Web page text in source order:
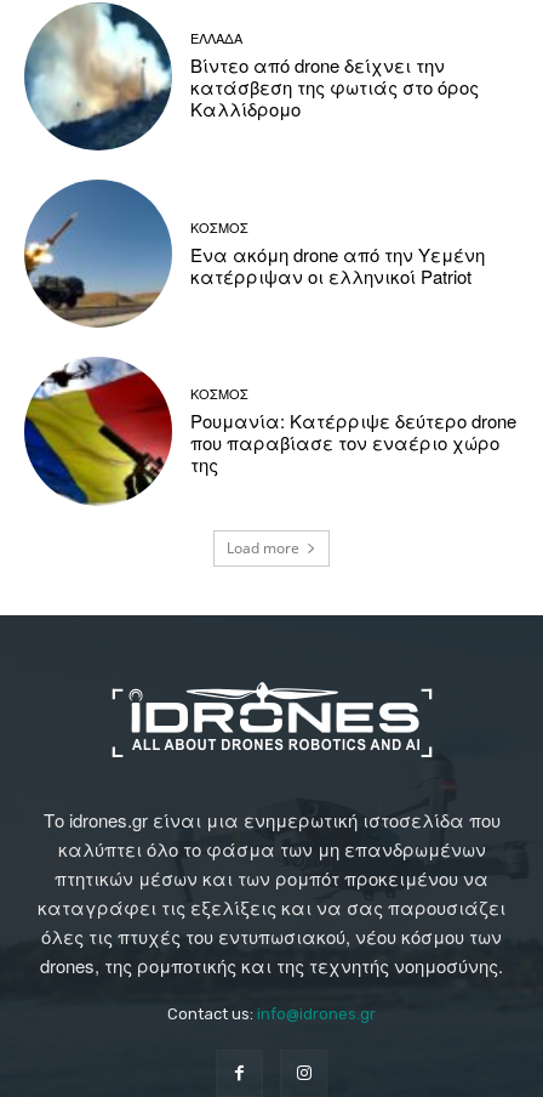
ΕΛΛΑΔΑ
Βίντεο από drone δείχνει την
κατάσβεση της φωτιάς στο όρος
Καλλίδρομο
ΚΟΣΜΟΣ
Ένα ακόμη drone από την Υεμένη
κατέρριψαν οι ελληνικοί Patriot
ΚΟΣΜΟΣ
Ρουμανία: Κατέρριψε δεύτερο drone
που παραβίασε τον εναέριο χώρο
της
Load more
Το idrones.gr είναι μια ενημερωτική ιστοσελίδα που
καλύπτει όλο το φάσμα των μη επανδρωμένων
πτητικών μέσων και των ρομπότ προκειμένου να
καταγράφει τις εξελίξεις και να σας παρουσιάζει
όλες τις πτυχές του εντυπωσιακού, νέου κόσμου των
drones, της ρομποτικής και της τεχνητής νοημοσύνης.
Contact us: info@idrones.gr